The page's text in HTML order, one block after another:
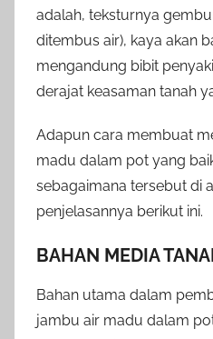
adalah, teksturnya
ditembus air), kaya akan
mengandung bibit
derajat keasaman tanah
Adapun cara membuat
madu dalam pot yang
sebagaimana tersebut di
penjelasannya berikut ini.
BAHAN MEDIA
Bahan utama dalam
jambu air madu dalam